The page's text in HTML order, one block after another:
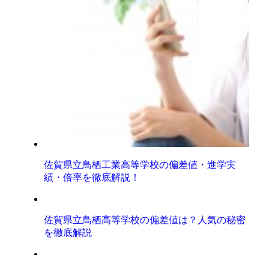
佐賀県立鳥栖工業高等学校の偏差値・進学実
績・倍率を徹底解説！
佐賀県立鳥栖高等学校の偏差値は？人気の秘密
を徹底解説